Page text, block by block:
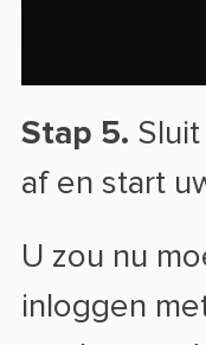
Stap 5.
af en start
U zou nu
inloggen